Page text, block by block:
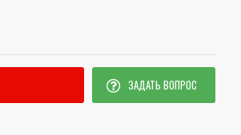
ЗАДАТЬ ВОПРОС